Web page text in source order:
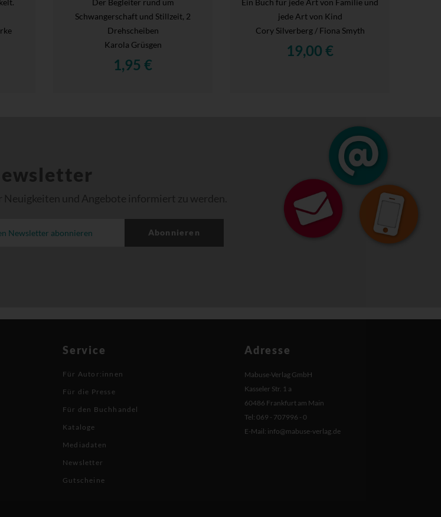
Schwangerschaft und Stillzeit, 2
Drehscheiben
Karola Grüsgen
1,95 €
jede Art von Kind
Cory Silverberg / Fiona Smyth
19,00 €
Neuigkeiten und Angebote informiert zu werden.
Abonnieren
Service
Für Autor:innen
Für die Presse
Für den Buchhandel
Kataloge
Mediadaten
Newsletter
Gutscheine
Adresse
Mabuse-Verlag GmbH
Kasseler Str. 1 a
60486 Frankfurt am Main
Tel: 069 - 707996 - 0
E-Mail: info@mabuse-verlag.de